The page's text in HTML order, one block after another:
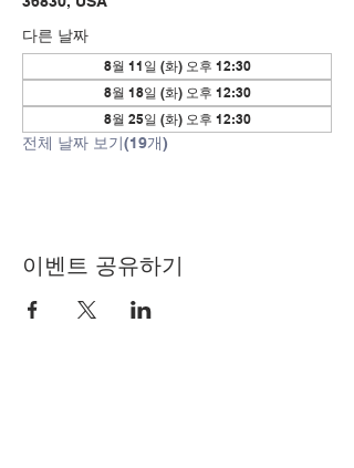
다른 날짜
8월 11일 (화) 오후 12:30
8월 18일 (화) 오후 12:30
8월 25일 (화) 오후 12:30
전체 날짜 보기(19개)
이벤트 공유하기